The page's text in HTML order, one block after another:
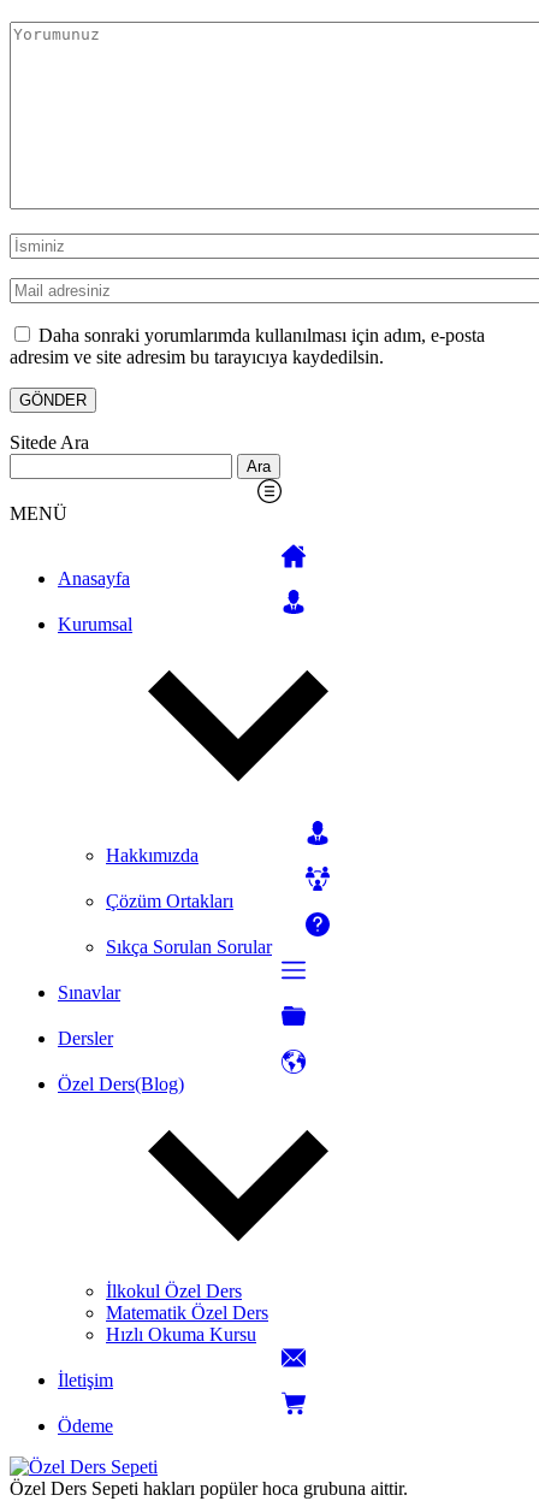
Daha sonraki yorumlarımda kullanılması için adım, e-posta
adresim ve site adresim bu tarayıcıya kaydedilsin.
Sitede Ara
MENÜ
Anasayfa
Kurumsal
Hakkımızda
Çözüm Ortakları
Sıkça Sorulan Sorular
Sınavlar
Dersler
Özel Ders(Blog)
İlkokul Özel Ders
Matematik Özel Ders
Hızlı Okuma Kursu
İletişim
Ödeme
Özel Ders Sepeti hakları popüler hoca grubuna aittir.